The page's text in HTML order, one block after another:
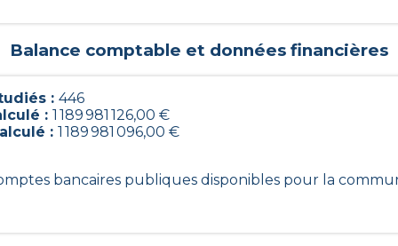
Balance comptable et données financières
: 446
: 1 189 981 126,00 €
: 1 189 981 096,00 €
bancaires publiques disponibles pour la